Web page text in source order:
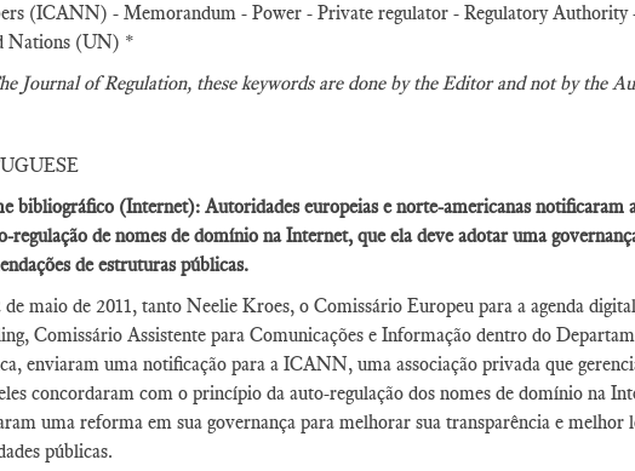
(ICANN) - Memorandum - Power - Private regulator - Regulatory Authority
Nations (UN) *
Journal of Regulation, these keywords are done by the Editor and not by the
bibliográfico (Internet): Autoridades europeias e norte-americanas notificaram
regulação de nomes de domínio na Internet, que ela deve adotar uma
de estruturas públicas.
de maio de 2011, tanto Neelie Kroes, o Comissário Europeu para a agenda
Comissário Assistente para Comunicações e Informação dentro do
enviaram uma notificação para a ICANN, uma associação privada que
concordaram com o princípio da auto-regulação dos nomes de domínio na
uma reforma em sua governança para melhorar sua transparência e melhor
públicas.